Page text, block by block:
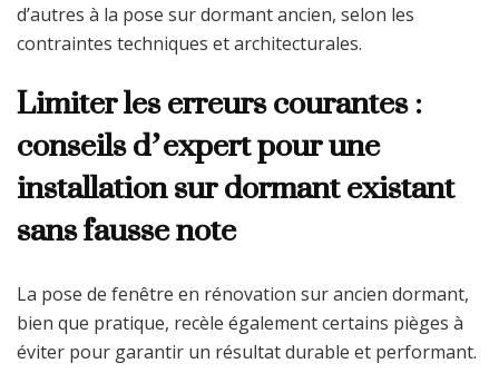
d’autres à la pose sur dormant ancien, selon les
contraintes techniques et architecturales.
Limiter les erreurs courantes :
conseils d’expert pour une
installation sur dormant existant
sans fausse note
La pose de fenêtre en rénovation sur ancien dormant,
bien que pratique, recèle également certains pièges à
éviter pour garantir un résultat durable et performant.